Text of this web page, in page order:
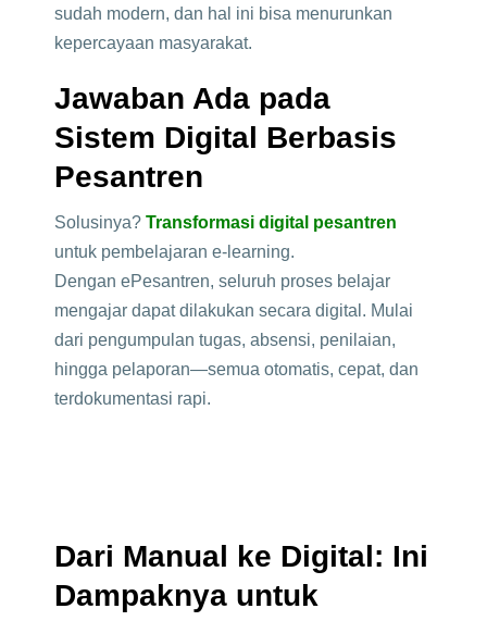
sudah modern, dan hal ini bisa menurunkan
kepercayaan masyarakat.
Jawaban Ada pada
Sistem Digital Berbasis
Pesantren
Solusinya? Transformasi digital pesantren
untuk pembelajaran e-learning.
Dengan ePesantren, seluruh proses belajar
mengajar dapat dilakukan secara digital. Mulai
dari pengumpulan tugas, absensi, penilaian,
hingga pelaporan—semua otomatis, cepat, dan
terdokumentasi rapi.
Dari Manual ke Digital: Ini
Dampaknya untuk